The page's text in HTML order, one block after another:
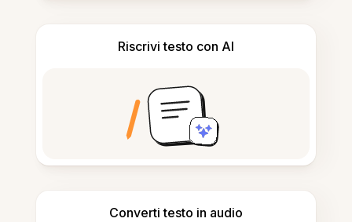
Riscrivi testo con AI
Converti testo in audio